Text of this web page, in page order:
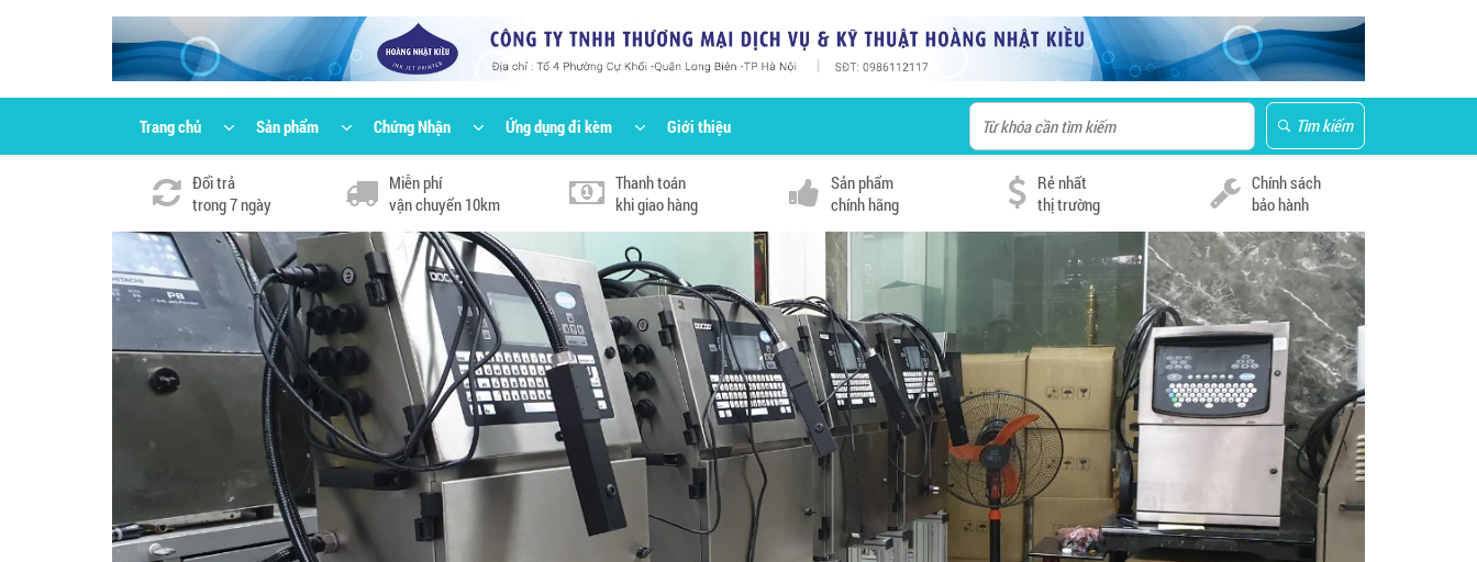
Trang chủ Sản phẩm Chứng Nhận Ứng dụng đi kèm Giới thiệu Tìm kiếm
Đổi trả
trong 7 ngày
Miễn phí
vận chuyển 10km
Thanh toán
khi giao hàng
Sản phẩm
chính hãng
Rẻ nhất
thị trường
Chính sách
bảo hành